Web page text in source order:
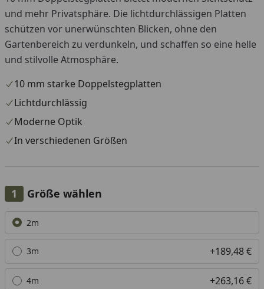
und mehr Privatsphäre. Die lichtdurchlässigen Platten
schützen vor unerwünschten Blicken, ohne den
Gartenbereich zu verdunkeln, und schaffen so eine helle
und stilvolle Atmosphäre.
10 mm starke Doppelstegplatten
Lichtdurchlässig
Moderne Optik
In verschiedenen Größen
Größe wählen
Alle anzeigen (3)
2m
3m +189,48 €
4m +263,16 €